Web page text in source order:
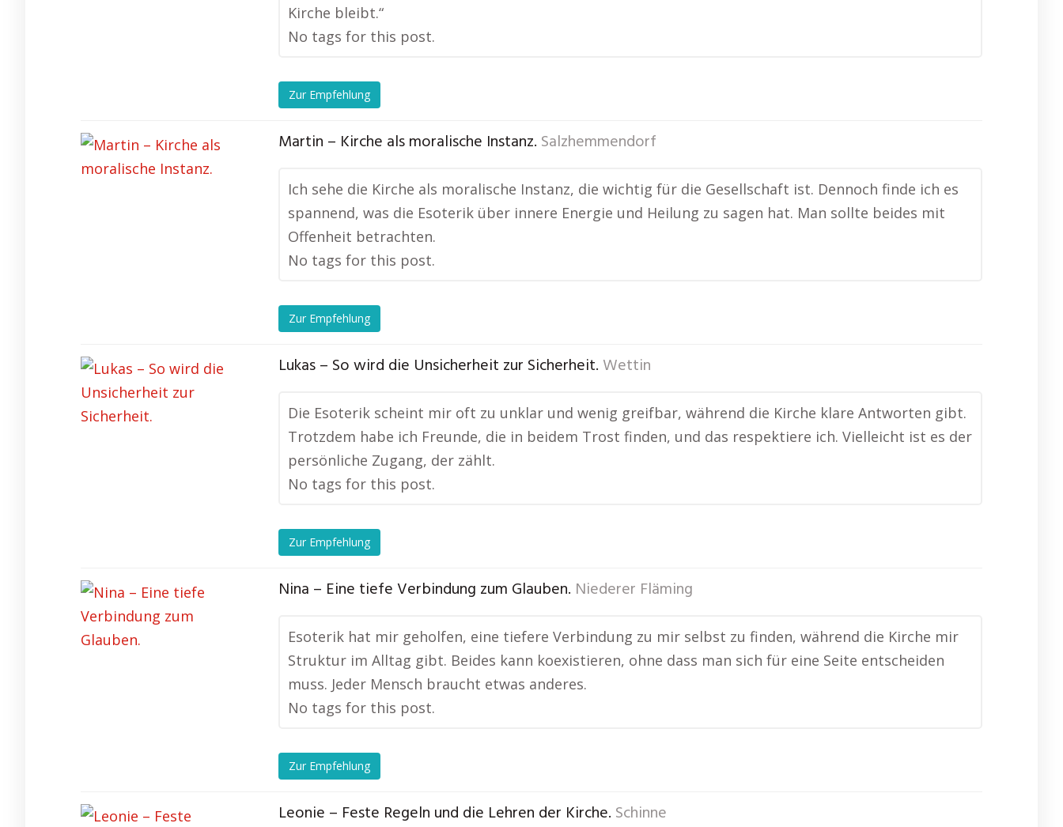
Kirche bleibt.“
No tags for this post.
Zur Empfehlung
Martin – Kirche als moralische Instanz. Salzhemmendorf
Ich sehe die Kirche als moralische Instanz, die wichtig für die Gesellschaft ist. Dennoch finde ich es
spannend, was die Esoterik über innere Energie und Heilung zu sagen hat. Man sollte beides mit
Offenheit betrachten.
No tags for this post.
Zur Empfehlung
Lukas – So wird die Unsicherheit zur Sicherheit. Wettin
Die Esoterik scheint mir oft zu unklar und wenig greifbar, während die Kirche klare Antworten gibt.
Trotzdem habe ich Freunde, die in beidem Trost finden, und das respektiere ich. Vielleicht ist es der
persönliche Zugang, der zählt.
No tags for this post.
Zur Empfehlung
Nina – Eine tiefe Verbindung zum Glauben. Niederer Fläming
Esoterik hat mir geholfen, eine tiefere Verbindung zu mir selbst zu finden, während die Kirche mir
Struktur im Alltag gibt. Beides kann koexistieren, ohne dass man sich für eine Seite entscheiden
muss. Jeder Mensch braucht etwas anderes.
No tags for this post.
Zur Empfehlung
Leonie – Feste Regeln und die Lehren der Kirche. Schinne